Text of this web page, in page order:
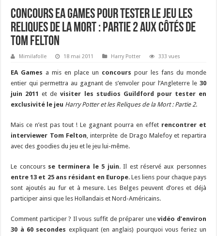
Concours EA Games pour tester le jeu les
Reliques de la Mort : Partie 2 aux côtés de
Tom Felton
Mimilafolle 18 mai 2011 Harry Potter 333 vues
EA Games a mis en place un concours pour les fans du monde
entier qui permettra au gagnant de s’envoler pour l’Angleterre le 30
juin 2011 et devisiter les studios Guildford pour tester en
exclusivité le jeu Harry Potter et les Reliques de la Mort : Partie 2.
Mais ce n’est pas tout ! Le gagnant pourra en effet rencontrer et
interviewer Tom Felton, interprète de Drago Malefoy et repartira
avec des goodies du jeu et le jeu lui-même.
Le concours se terminera le 5 juin. Il est réservé aux personnes
entre 13 et 25 ans résidant en Europe. Les liens pour chaque pays
sont ajoutés au fur et à mesure. Les Belges peuvent d’ores et déjà
participer ainsi que les Hollandais et Nord-Américains.
Comment participer ? Il vous suffit de préparer unevidéo d’environ
30 à 60 secondes expliquant (en anglais) pourquoi vous feriez un